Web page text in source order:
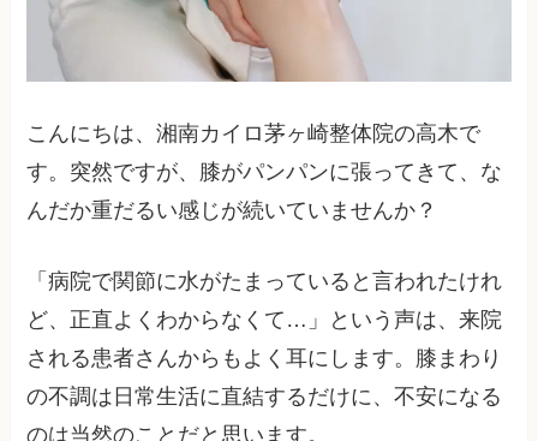
こんにちは、湘南カイロ茅ヶ崎整体院の高木で
す。突然ですが、膝がパンパンに張ってきて、な
んだか重だるい感じが続いていませんか？
「病院で関節に水がたまっていると言われたけれ
ど、正直よくわからなくて…」という声は、来院
される患者さんからもよく耳にします。膝まわり
の不調は日常生活に直結するだけに、不安になる
のは当然のことだと思います。